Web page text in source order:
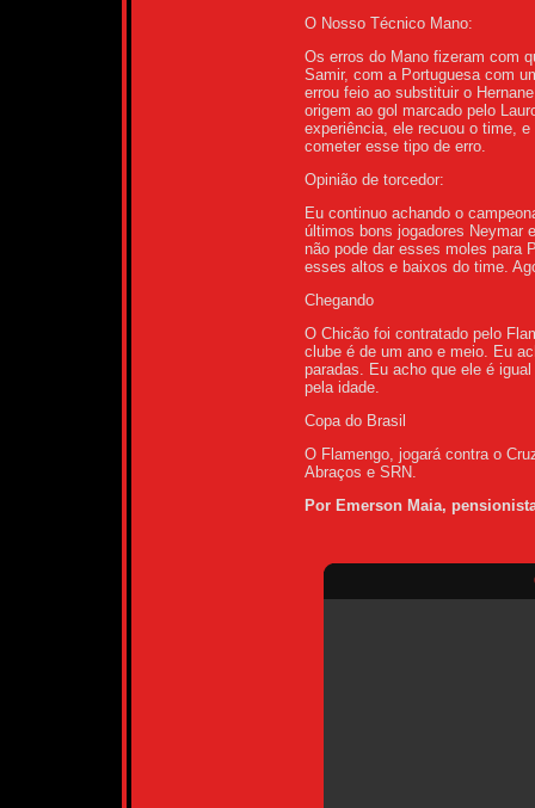
O Nosso Técnico Mano:
Os erros do Mano fizeram com
Samir, com a Portuguesa com
errou feio ao substituir o
origem ao gol marcado pelo
experiência, ele recuou o time,
cometer esse tipo de erro.
Opinião de torcedor:
Eu continuo achando o
últimos bons jogadores Neymar
não pode dar esses moles para
esses altos e baixos do time.
Chegando
O Chicão foi contratado pelo
clube é de um ano e meio. Eu
paradas. Eu acho que ele é
pela idade.
Copa do Brasil
O Flamengo, jogará contra o
Abraços e SRN.
Por Emerson Maia,